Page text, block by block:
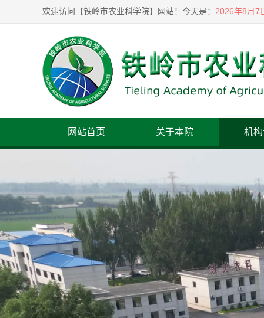
欢迎访问【铁岭市农业科学院】网站！ 今天是： 2026年8月7
网站首页 关于本院 机